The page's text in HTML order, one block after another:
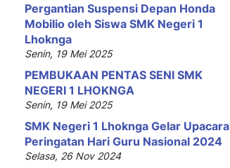
Pergantian Suspensi Depan Honda
Mobilio oleh Siswa SMK Negeri 1
Lhoknga
Senin, 19 Mei 2025
PEMBUKAAN PENTAS SENI SMK
NEGERI 1 LHOKNGA
Senin, 19 Mei 2025
SMK Negeri 1 Lhoknga Gelar Upacara
Peringatan Hari Guru Nasional 2024
Selasa, 26 Nov 2024